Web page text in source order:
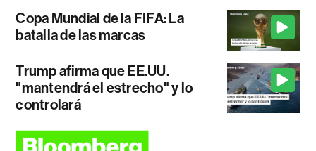
Copa Mundial de la FIFA: La
batalla de las marcas
Trump afirma que EE.UU.
"mantendrá el estrecho" y lo
controlará